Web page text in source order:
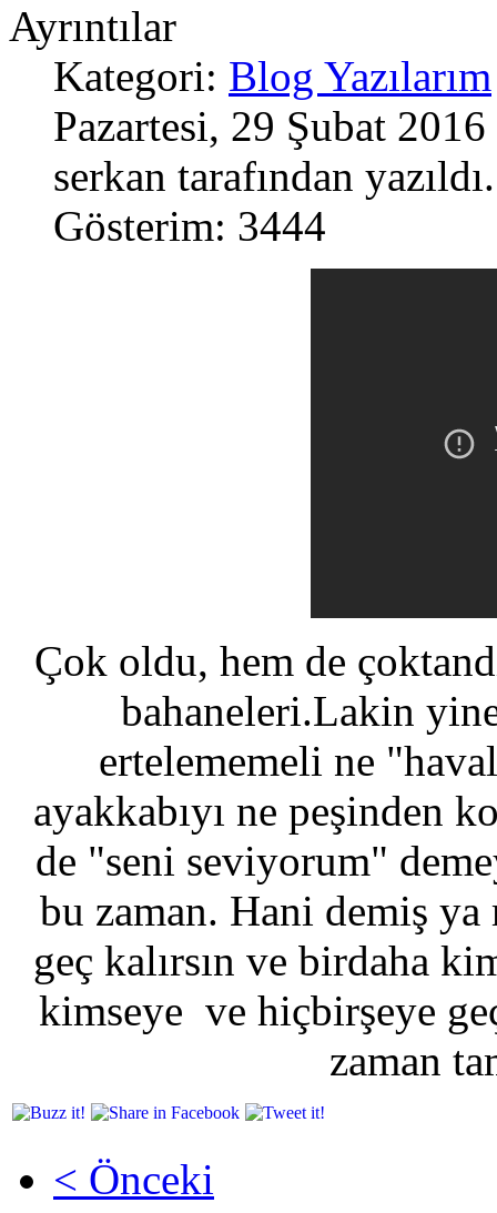
Ayrıntılar
Kategori: Blog Yazılarım
Pazartesi, 29 Şubat
serkan tarafından yazıldı.
Gösterim: 3444
Çok oldu, hem de
bahaneleri.Lakin
ertelememeli ne
ayakkabıyı ne peşinden
de "seni seviyorum"
bu zaman. Hani demiş
geç kalırsın ve birdaha
kimseye ve hiçbirşeye
zaman
< Önceki